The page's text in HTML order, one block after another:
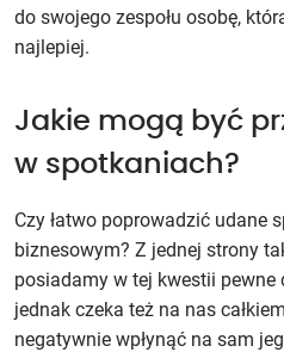
do swojego zespołu osobę,
najlepiej.
Jakie mogą być
w spotkaniach?
Czy łatwo poprowadzić udane
biznesowym? Z jednej strony
posiadamy w tej kwestii pewne
jednak czeka też na nas
negatywnie wpłynąć na sam